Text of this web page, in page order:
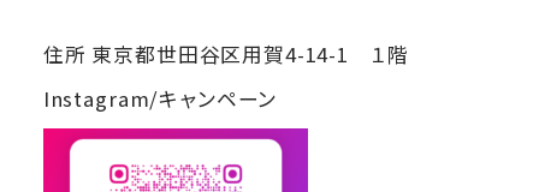
住所 東京都世田谷区用賀4-14-1 １階
Instagram/キャンペーン